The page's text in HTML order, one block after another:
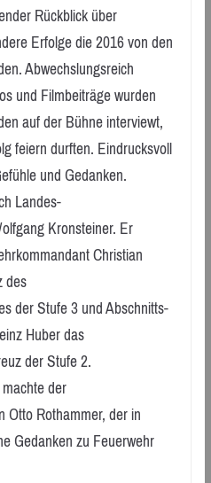
Rückblick über
Erfolge die 2016 von den
Abwechslungsreich
und Filmbeiträge wurden
auf der Bühne interviewt,
feiern durften. Eindrucksvoll
und Gedanken.
Landes-
Kronsteiner. Er
Christian
des
der Stufe 3 und Abschnitts-
Huber das
der Stufe 2.
der
Otto Rothammer, der in
Gedanken zu Feuerwehr